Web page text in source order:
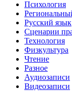
Психология
Русский язык
Сценарии
Технология
Физкультура
Чтение
Разное
Аудиозаписи
Видеозаписи